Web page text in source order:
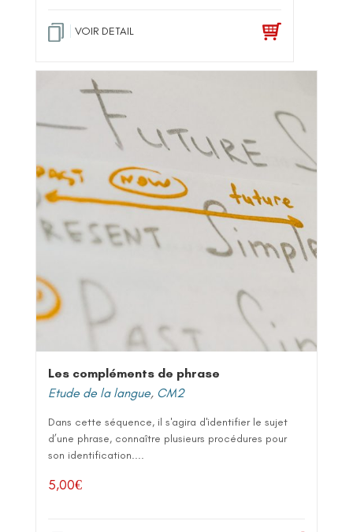
VOIR DETAIL
Les compléments de phrase
Etude de la langue, CM2
Dans cette séquence, il s'agira d'identifier le sujet
d’une phrase, connaître plusieurs procédures pour
son identification....
5,00€